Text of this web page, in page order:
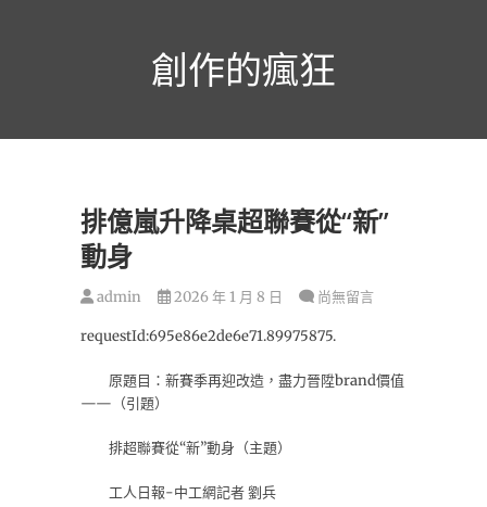
創作的瘋狂
排億嵐升降桌超聯賽從“新”
動身
admin 2026 年 1 月 8 日 尚無留言
requestId:695e86e2de6e71.89975875.
原題目：新賽季再迎改造，盡力晉陞brand價值
——（引題）
排超聯賽從“新”動身（主題）
工人日報-中工網記者 劉兵